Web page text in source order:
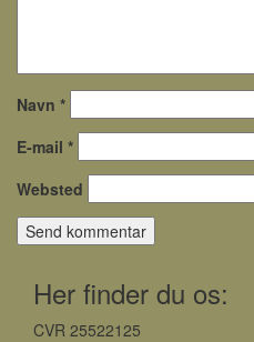
Navn *
E-mail *
Websted
Her finder du os:
CVR 25522125